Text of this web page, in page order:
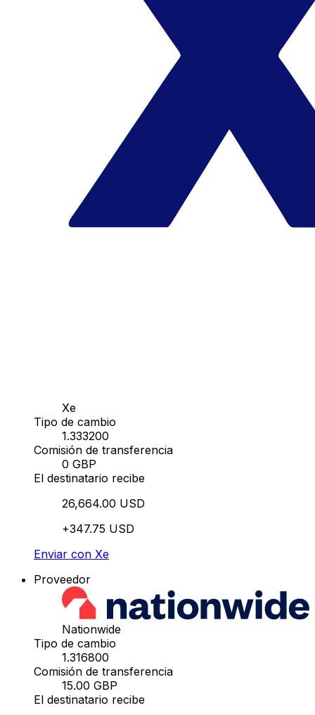
Xe
Tipo de cambio
1.333200
Comisión de transferencia
0 GBP
El destinatario recibe
26,664.00 USD
+347.75 USD
Enviar con Xe
Proveedor
Nationwide
Tipo de cambio
1.316800
Comisión de transferencia
15.00 GBP
El destinatario recibe